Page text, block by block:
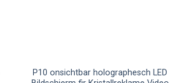
P10 onsichtbar holographesch LED